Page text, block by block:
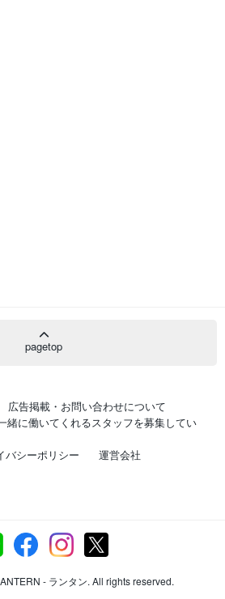
pagetop
広告掲載・お問い合わせについて
緒に働いてくれるスタッフを募集してい
バシーポリシー 運営会社
- ランタン. All rights reserved.